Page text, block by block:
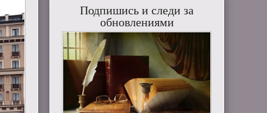
Подпишись и следи за
обновлениями